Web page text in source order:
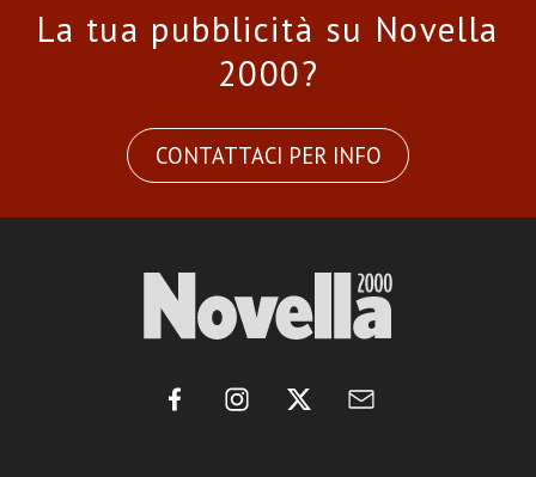
La tua pubblicità su Novella
2000?
CONTATTACI PER INFO